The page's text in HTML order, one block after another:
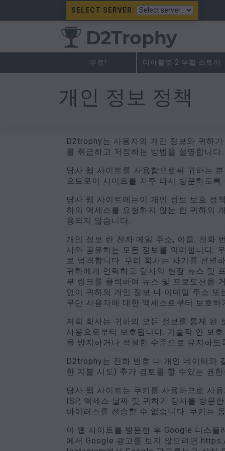
SELECT SERVER:
무료! 디아블로 2 부활 스토어
개인 정보 정책
D2trophy는 사용자의 개인 정보와 귀하
를 취급하고 저장하는 방법을 설명합니다.
당사 웹 사이트를 사용함으로써 귀하는
으므로이 사이트를 자주 다시 방문하도록
당사 웹 사이트에는이 개인 정보 보호 정
하의 액세스를 요청하지 않는 한 귀하의
용되지 않습니다.
개인 정보 란 전자 메일 주소, 이름, 전화
사와 공유하는 모든 정보를 의미합니다.
로 엄격합니다. 우리 회사는 사기를 선별
귀하에게 연락하고 당사의 현장 뉴스 및
부 링크를 클릭하여 뉴스 및 프로모션을
없이 귀하의 개인 정보 나 이메일 주소
무단 사용자에 대한 액세스로부터 보호
저희 회사는 귀하의 모든 정보를 통제 된
사용으로부터 보호됩니다. 기술적 인 보
을 방지하거나 적절한 수준으로 유지하
D2trophy는 전화 번호 나 개인 데이터와
한 지불 시도) 추가 검토를 할 수있는 권
당사 웹 사이트는 쿠키를 사용하므로 사
ISP, 액세스 날짜 및 귀하가 당사를 방문
바이러스를 전송할 수 없습니다. 쿠키는
이 웹 사이트를 방문한 후 Google 디스
에서 Google 광고를 보지 않으려면